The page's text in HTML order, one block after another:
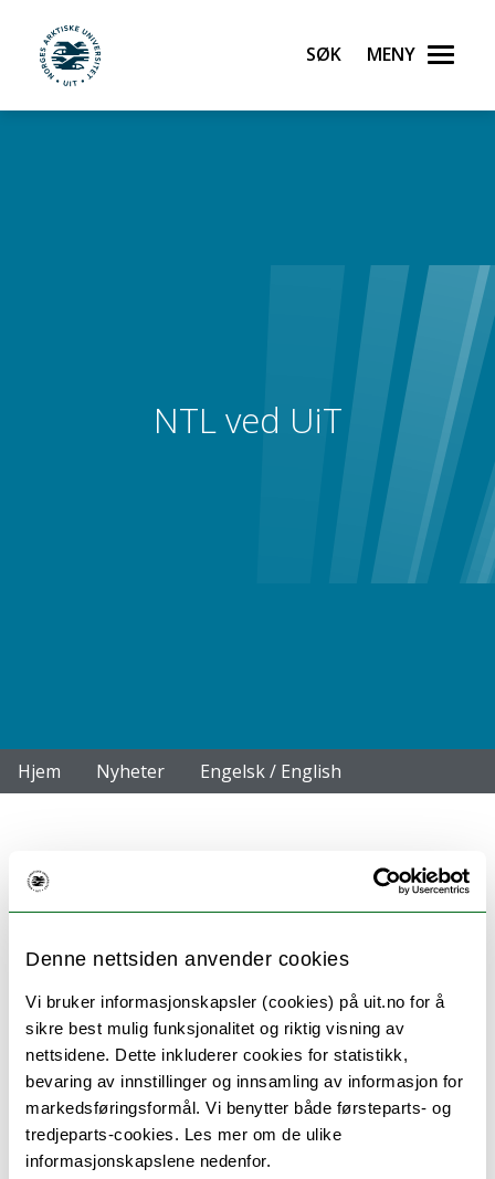
Denne nettsiden anvender cookies
Vi bruker informasjonskapsler (cookies) på uit.no for å
sikre best mulig funksjonalitet og riktig visning av
nettsidene. Dette inkluderer cookies for statistikk,
bevaring av innstillinger og innsamling av informasjon for
markedsføringsformål. Vi benytter både førsteparts- og
tredjeparts-cookies. Les mer om de ulike
informasjonskapslene nedenfor.
UiT Noregs arktiske universitet
Søk Meny
NTL ved UiT
Hjem Nyheter Engelsk / English
Uttalelse fra NTL UiTs
årsmøte: Migrasjon og
menneskerettigheter
Den største drivkraften for
migrasjon er politisk ustabilitet
og økonomi. Krig, dårlig
levestandard og